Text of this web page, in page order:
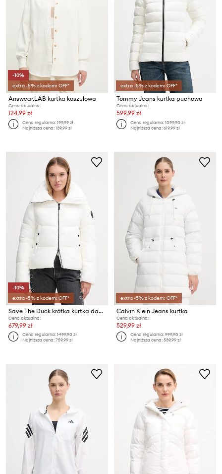
-10%
extra -5% z kodem: OFF*
Answear.LAB kurtka koszulowa
Cena aktualna:
124,99 zł
Cena regularna:199,99 zł
Najniższa cena:139,99 zł
extra -5% z kodem: OFF*
Tommy Jeans kurtka puchowa
Cena aktualna:
599,99 zł
Cena regularna:1099,90 zł
Najniższa cena:619,99 zł
-10%
extra -5% z kodem: OFF*
Save The Duck krótka kurtka damska ISLA
Cena aktualna:
679,99 zł
Cena regularna:1499,90 zł
Najniższa cena:759,99 zł
extra -5% z kodem: OFF*
Calvin Klein Jeans kurtka
Cena aktualna:
529,99 zł
Cena regularna:999,90 zł
Najniższa cena:539,99 zł